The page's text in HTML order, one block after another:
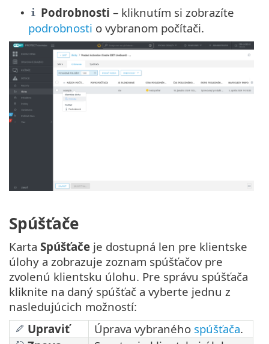
• Podrobnosti – kliknutím si zobrazíte
podrobnosti o vybranom počítači.
Spúšťače
Karta Spúšťače je dostupná len pre klientske
úlohy a zobrazuje zoznam spúšťačov pre
zvolenú klientsku úlohu. Pre správu spúšťača
kliknite na daný spúšťač a vyberte jednu z
nasledujúcich možností:
Upraviť
Úprava vybraného spúšťača.